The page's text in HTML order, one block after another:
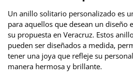
Un anillo solitario personalizado es
para aquellos que desean un diseño
su propuesta en Veracruz. Estos
pueden ser diseñados a medida,
tener una joya que refleje su
manera hermosa y brillante.